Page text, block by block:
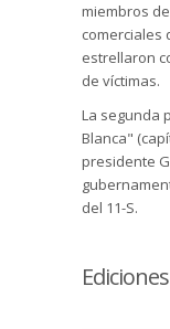
miembros
comerciales
estrellaron
de víctimas.
La segunda
Blanca"
presidente
del 11-S.
Ediciones